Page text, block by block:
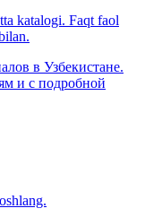
katalogi. Faqt faol
в Узбекистане.
и с подробной